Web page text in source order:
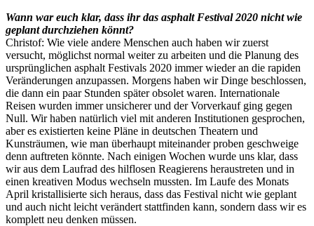
Wann war euch klar, dass ihr das asphalt Festival 2020 nicht wie
geplant durchziehen könnt?
Christof: Wie viele andere Menschen auch haben wir zuerst
versucht, möglichst normal weiter zu arbeiten und die Planung des
ursprünglichen asphalt Festivals 2020 immer wieder an die rapiden
Veränderungen anzupassen. Morgens haben wir Dinge beschlossen,
die dann ein paar Stunden später obsolet waren. Internationale
Reisen wurden immer unsicherer und der Vorverkauf ging gegen
Null. Wir haben natürlich viel mit anderen Institutionen gesprochen,
aber es existierten keine Pläne in deutschen Theatern und
Kunsträumen, wie man überhaupt miteinander proben geschweige
denn auftreten könnte. Nach einigen Wochen wurde uns klar, dass
wir aus dem Laufrad des hilflosen Reagierens heraustreten und in
einen kreativen Modus wechseln mussten. Im Laufe des Monats
April kristallisierte sich heraus, dass das Festival nicht wie geplant
und auch nicht leicht verändert stattfinden kann, sondern dass wir es
komplett neu denken müssen.